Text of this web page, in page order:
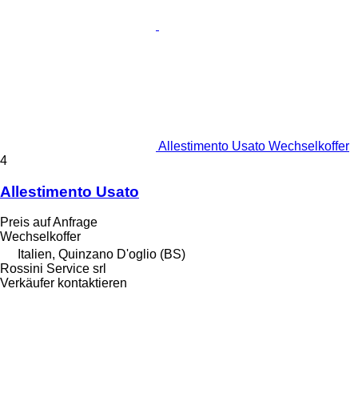
Allestimento Usato Wechselkoffer
4
Allestimento Usato
Preis auf Anfrage
Wechselkoffer
Italien, Quinzano D'oglio (BS)
Rossini Service srl
Verkäufer kontaktieren